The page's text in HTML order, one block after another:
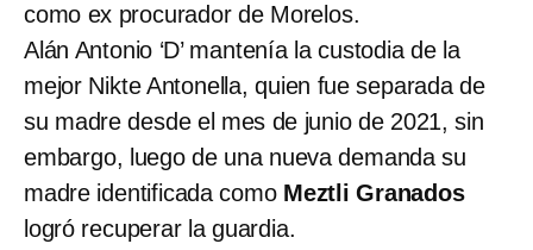
como ex procurador de Morelos.
Alán Antonio ‘D’ mantenía la custodia de la
mejor Nikte Antonella, quien fue separada de
su madre desde el mes de junio de 2021, sin
embargo, luego de una nueva demanda su
madre identificada como Meztli Granados
logró recuperar la guardia.